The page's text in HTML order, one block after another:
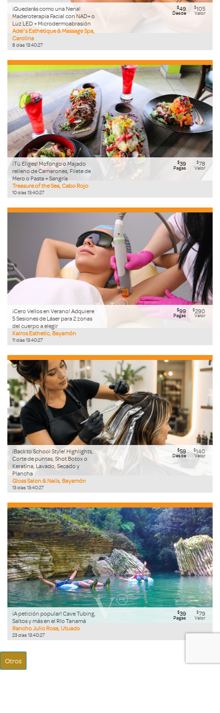
¡Quedarás como una Nena!
Maderoterapia Facial con NAD+ o
Luz LED + Microdermoabrasión
Adel's Esthetique & Massage Spa,
Carolina
8días 13:40:26
$49
Desde
$105
Valor
¡Tú Eliges! Mofongo o Majado
relleno de Camarones, Filete de
Mero o Pasta + Sangría
Treasure of the Sea, Cabo Rojo
10días 13:40:26
$39
Pagas
$78
Valor
¡Cero Vellos en Verano! Adquiere
5 Sesiones de Láser para 2 zonas
del cuerpo a elegir
Kairos Esthetic, Bayamón
11días 13:40:26
$99
Pagas
$290
Valor
¡Back to School Style! Highlights,
Corte de puntas, Shot Botox o
Keratina, Lavado, Secado y
Plancha
Gloss Salon & Nails, Bayamón
13días 13:40:26
$59
Desde
$140
Valor
¡A petición popular! Cave Tubing,
Saltos y más en el Río Tanamá
Rancho Julio Rosa, Utuado
23días 13:40:26
$39
Pagas
$79
Valor
Otros